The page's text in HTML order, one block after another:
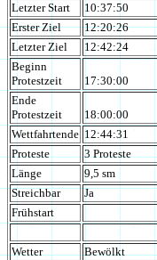
Letzter Start
10:37:50
Erster Ziel
12:20:26
Letzter Ziel
12:42:24
Beginn
Protestzeit
17:30:00
Ende
Protestzeit
18:00:00
Wettfahrtende 12:44:31
Proteste
3 Proteste
Länge
9,5 sm
Streichbar
Ja
Frühstart
Wetter Bewölkt